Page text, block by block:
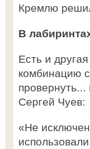
Кремлю
В
Есть и
комбинацию
Сергей Чуев:
«Не